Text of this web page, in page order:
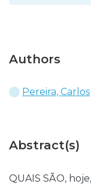
Authors
Pereira, Carlos
Abstract(s)
QUAIS SÃO,